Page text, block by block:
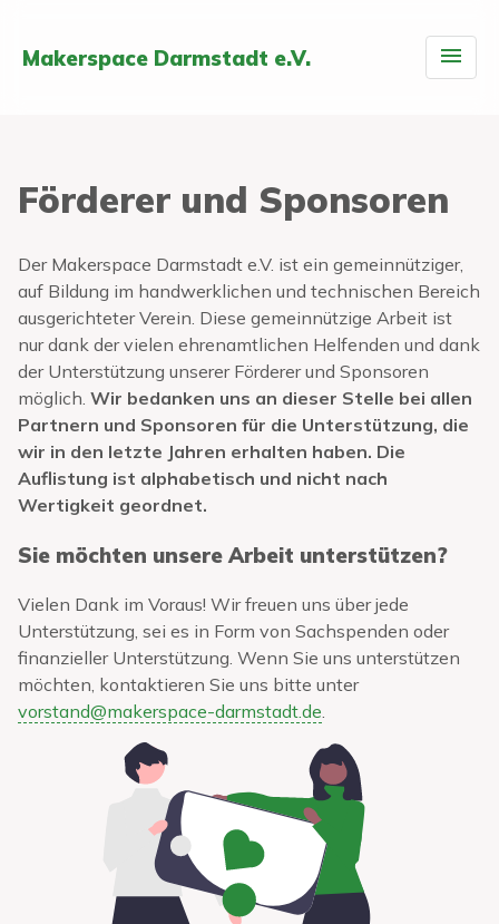
Makerspace Darmstadt e.V.
Förderer und Sponsoren
Der Makerspace Darmstadt e.V. ist ein gemeinnütziger,
auf Bildung im handwerklichen und technischen Bereich
ausgerichteter Verein. Diese gemeinnützige Arbeit ist
nur dank der vielen ehrenamtlichen Helfenden und dank
der Unterstützung unserer Förderer und Sponsoren
möglich. Wir bedanken uns an dieser Stelle bei allen
Partnern und Sponsoren für die Unterstützung, die
wir in den letzte Jahren erhalten haben. Die
Auflistung ist alphabetisch und nicht nach
Wertigkeit geordnet.
Sie möchten unsere Arbeit unterstützen?
Vielen Dank im Voraus! Wir freuen uns über jede
Unterstützung, sei es in Form von Sachspenden oder
finanzieller Unterstützung. Wenn Sie uns unterstützen
möchten, kontaktieren Sie uns bitte unter
vorstand@makerspace-darmstadt.de.